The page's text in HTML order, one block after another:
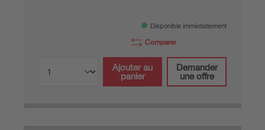
Disponible immédiatement
Comparer
Ajouter au
panier
Demander
une offre